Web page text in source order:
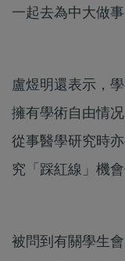
一起去為中大做事
盧煜明還表示，
擁有學術自由情
從事醫學研究時
究「踩紅線」機會
被問到有關學生